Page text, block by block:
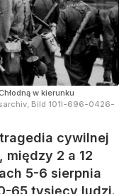
w kierunku
Bild 101I-696-0426-
cywilnej
między 2 a 12
5-6 sierpnia